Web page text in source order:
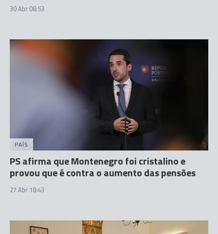
30 Abr 08:53
PAÍS
PS afirma que Montenegro foi cristalino e
provou que é contra o aumento das pensões
27 Abr 18:43